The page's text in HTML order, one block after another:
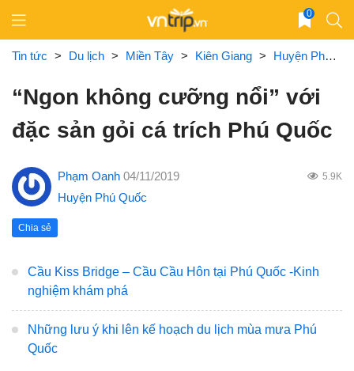
content
0
Tin tức > Du lịch > Miền Tây > Kiên Giang > Huyện Phú Quốc
“Ngon không cưỡng nổi” với
đặc sản gỏi cá trích Phú Quốc
Phạm Oanh 04/11/2019 5.9K
Huyện Phú Quốc
Chia sẻ
Cầu Kiss Bridge – Cầu Cầu Hôn tại Phú Quốc -Kinh
nghiệm khám phá
Những lưu ý khi lên kế hoạch du lịch mùa mưa Phú
Quốc